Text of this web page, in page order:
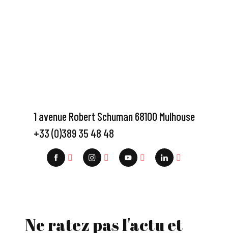
1 avenue Robert Schuman 68100 Mulhouse
+33 (0)389 35 48 48
Ne ratez pas l'actu et